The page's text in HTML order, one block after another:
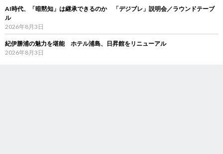
AI時代、「暗黙知」は継承できるのか 「デジブレ」説明会／ラウンドテーブ
ル
2026年8月3日
紀伊勝浦の魅力を堪能 ホテル浦島、日昇館をリニューアル
2026年8月3日